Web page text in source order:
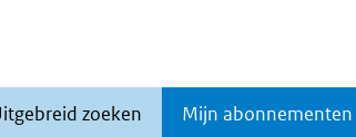
zoeken Mijn abonnementen